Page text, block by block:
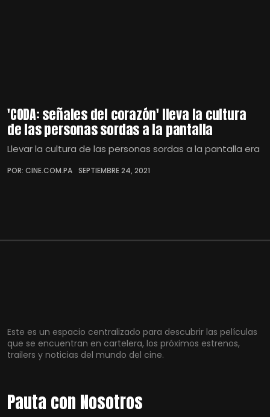
'CODA: señales del corazón' lleva la cultura
de las personas sordas a la pantalla
Llevar la cultura de las personas sordas a la pantalla era
POR: CINE.COM.PA SEPTIEMBRE 24, 2021
Este es un espacio centralizado para descubrir las películas
que se encuentran en cartelera, los próximos estrenos,
trailers y noticias del mundo del cine.
Pauta con Nosotros